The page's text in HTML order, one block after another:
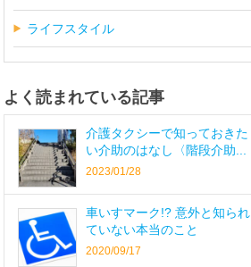
ライフスタイル
よく読まれている記事
介護タクシーで知っておきた
い介助のはなし〈階段介助...
2023/01/28
車いすマーク!? 意外と知られ
ていない本当のこと
2020/09/17